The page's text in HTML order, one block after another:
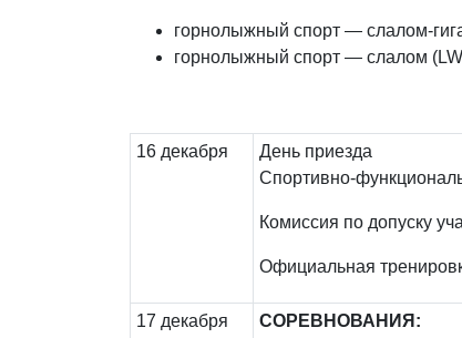
горнолыжный спорт — слалом-
горнолыжный спорт — слалом
16 декабря
День приезда
Спортивно-
Комиссия по допуску
Официальная
17 декабря
СОРЕВНОВАНИЯ: